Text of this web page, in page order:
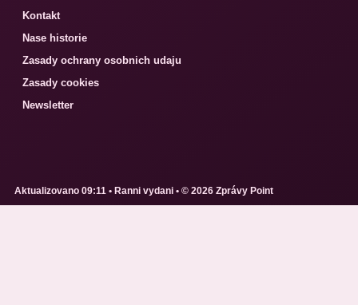
Kontakt
Nase historie
Zasady ochrany osobnich udaju
Zasady cookies
Newsletter
Aktualizovano 09:11 • Ranni vydani • © 2026 Zprávy Point